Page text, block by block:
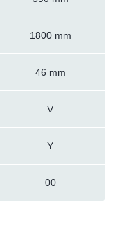
1800 mm
46 mm
V
Y
00